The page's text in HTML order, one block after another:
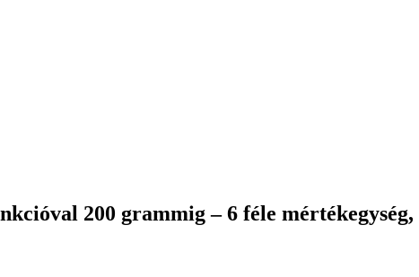
200 grammig – 6 féle mértékegység,